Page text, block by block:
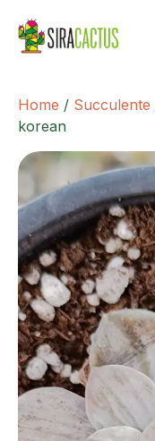
Home / Succulente
korean